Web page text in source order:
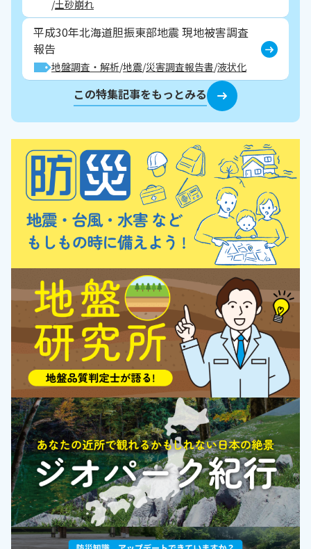
土砂崩れ
平成30年北海道胆振東部地震 現地被害調査
報告
地盤調査・解析 地震 災害調査報告書 液状化
この特集記事をもっとみる